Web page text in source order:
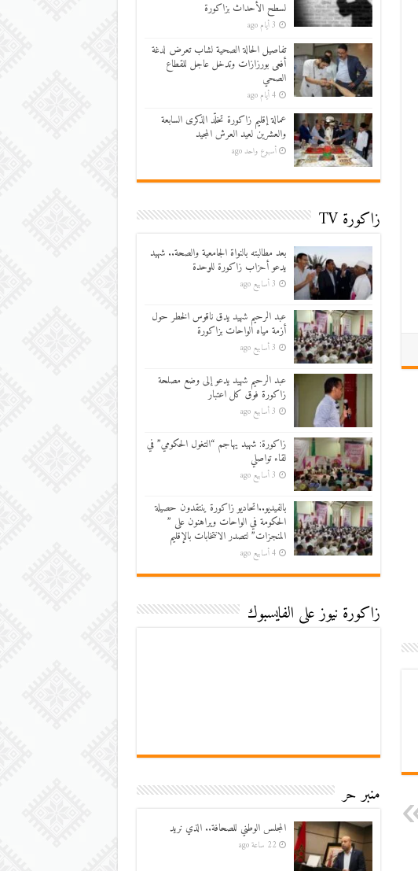
لسطح الأحداث بزاكورة
3 أيام ago
تفاصيل الحالة الصحية لشاب تعرض لدغة
أفعى بورزازات وتدخل عاجل للقطاع
الصحي
4 أيام ago
عمالة إقليم زاكورة تخلّد الذكرى السابعة
والعشرين لعيد العرش المجيد
أسبوع واحد ago
زاكورة TV
بعد مطالبته بالنواة الجامعية والصحة.. شهيد
يدعو أحزاب زاكورة للوحدة
3 أسابيع ago
عبد الرحيم شهيد يدق ناقوس الخطر حول
أزمة مياه الواحات بزاكورة
3 أسابيع ago
عبد الرحيم شهيد يدعو إلى وضع مصلحة
زاكورة فوق كل اعتبار
3 أسابيع ago
زاكورة: شهيد يهاجم “التغول الحكومي” في
لقاء تواصلي
3 أسابيع ago
بالفيديو..اتحاديو زاكورة ينتقدون حصيلة
الحكومة في الواحات ويراهنون على ”
المنجزات” لتصدر الانتخابات بالإقليم
4 أسابيع ago
زاكورة نيوز على الفايسبوك
منبر حر
المجلس الوطني للصحافة.. الذي نريد
22 ساعة ago